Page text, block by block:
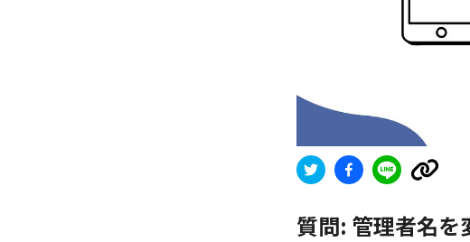
質問: 管理者名を